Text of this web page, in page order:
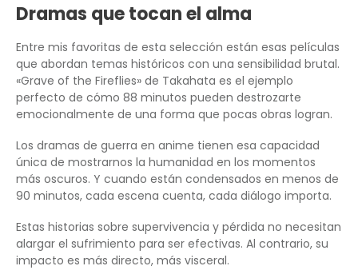
Dramas que tocan el alma
Entre mis favoritas de esta selección están esas películas
que abordan temas históricos con una sensibilidad brutal.
«Grave of the Fireflies» de Takahata es el ejemplo
perfecto de cómo 88 minutos pueden destrozarte
emocionalmente de una forma que pocas obras logran.
Los dramas de guerra en anime tienen esa capacidad
única de mostrarnos la humanidad en los momentos
más oscuros. Y cuando están condensados en menos de
90 minutos, cada escena cuenta, cada diálogo importa.
Estas historias sobre supervivencia y pérdida no necesitan
alargar el sufrimiento para ser efectivas. Al contrario, su
impacto es más directo, más visceral.